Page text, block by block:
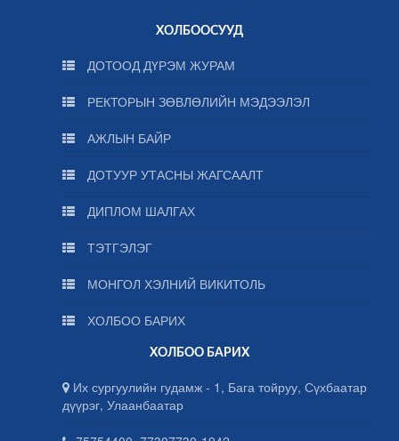
ХОЛБООСУУД
ДОТООД ДҮРЭМ ЖУРАМ
РЕКТОРЫН ЗӨВЛӨЛИЙН МЭДЭЭЛЭЛ
АЖЛЫН БАЙР
ДОТУУР УТАСНЫ ЖАГСААЛТ
ДИПЛОМ ШАЛГАХ
ТЭТГЭЛЭГ
МОНГОЛ ХЭЛНИЙ ВИКИТОЛЬ
ХОЛБОО БАРИХ
ХОЛБОО БАРИХ
Их сургуулийн гудамж - 1, Бага тойруу, Сүхбаатар
дүүрэг, Улаанбаатар